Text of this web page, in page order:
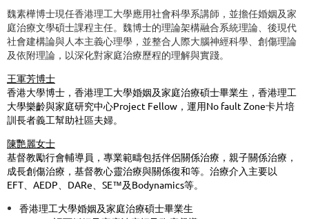
魏素樺博士現任香港理工大學應用社會科學系講師，並擔任婚姻及家
庭治療文學碩士課程主任。魏博士的理論架構融合系統理論、後現代
社會建構論與人本主義心理學，並整合人際大腦神經科學、創傷理論
及依附理論，以深化對家庭治療歷程的理解與實踐。
王軍芳博士
香港大學博士，香港理工大學婚姻及家庭治療碩士畢業生，香港理工
大學樂齡與家庭研究中心Project Fellow，運用No fault Zone卡片培
訓長者義工幫助社區夫婦。
陳艷麗女士
基督教勵行會輔導員，專業範疇包括伴侶關係治療，親子關係治療，
成長創傷治療，基督教心靈治療與關係復和等。治療介入主要以
EFT
AEDP DARe SE™️及Bodynamics等。
香港理工大學婚姻及家庭治療碩士畢業生